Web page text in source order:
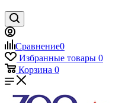
Сравнение0
Избранные товары 0
Корзина 0